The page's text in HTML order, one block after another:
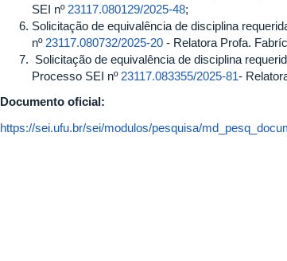
SEI nº 23117.080129/2025-48;
Solicitação de equivalência de disciplina
nº 23117.080732/2025-20 - Relatora Profa.
Solicitação de equivalência de disciplina
Processo SEI nº 23117.083355/2025-81-
Documento oficial:
https://sei.ufu.br/sei/modulos/pesquisa/